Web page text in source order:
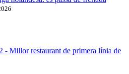
- Millor restaurant de primera línia de